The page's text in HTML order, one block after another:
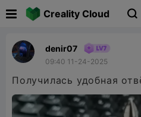
Creality Cloud 
denir07
09:40 11-24-2025
Получилась удобная